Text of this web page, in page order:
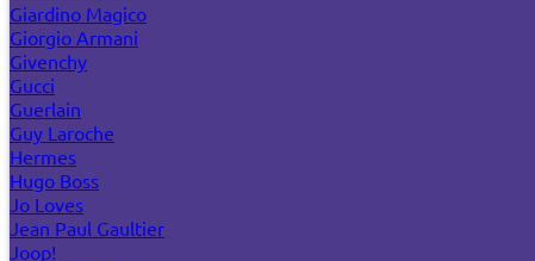
Giardino Magico
Giorgio Armani
Givenchy
Gucci
Guerlain
Guy Laroche
Hermes
Hugo Boss
Jo Loves
Jean Paul Gaultier
Joop!